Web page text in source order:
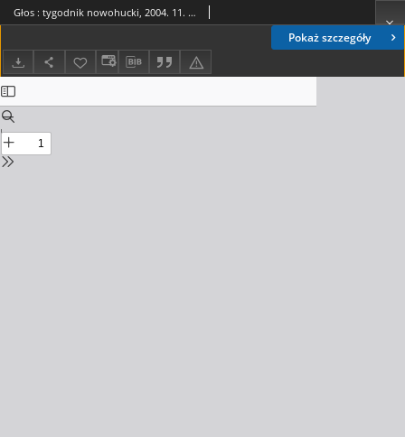
Pokaż szczegóły
Głos : tygodnik nowohucki, 2004. 11. 05, nr 45